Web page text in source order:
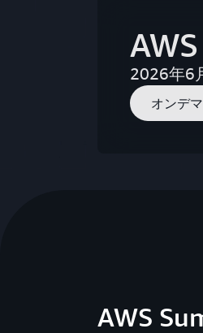
2026年6
オンデ
AWS